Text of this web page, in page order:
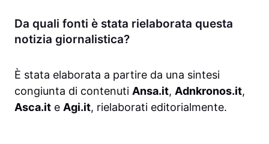
Da quali fonti è stata rielaborata questa
notizia giornalistica?
È stata elaborata a partire da una sintesi
congiunta di contenuti Ansa.it, Adnkronos.it,
Asca.it e Agi.it, rielaborati editorialmente.